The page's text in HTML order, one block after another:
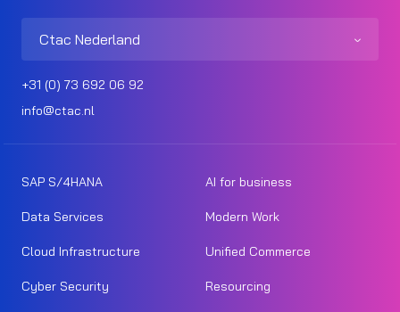
Ctac Nederland
+31 (0) 73 692 06 92
info@ctac.nl
SAP S/4HANA AI for business
Data Services Modern Work
Cloud Infrastructure Unified Commerce
Cyber Security Resourcing